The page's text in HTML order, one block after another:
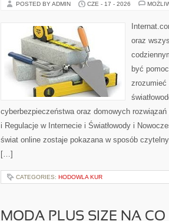
POSTED BY ADMIN CZE - 17 - 2026
oraz
być
zrozumieć
cyberbezpieczeństwa oraz domowych
i Regulacje w Internecie i Światłowody i
świat online zostaje pokazana w sposób
[…]
CATEGORIES: HODOWLA KUR
MODA PLUS SIZE NA CO